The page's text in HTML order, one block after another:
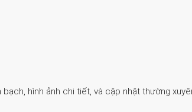
hình ảnh chi tiết, và cập nhật thường